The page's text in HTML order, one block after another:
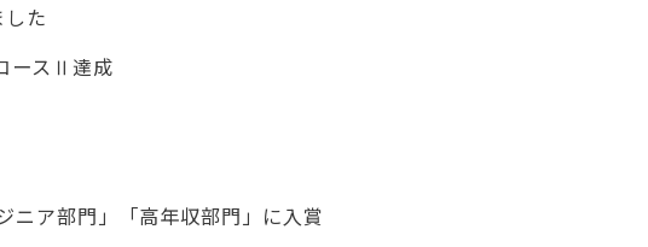
た
ースⅡ達成
ニア部門」「高年収部門」に入賞